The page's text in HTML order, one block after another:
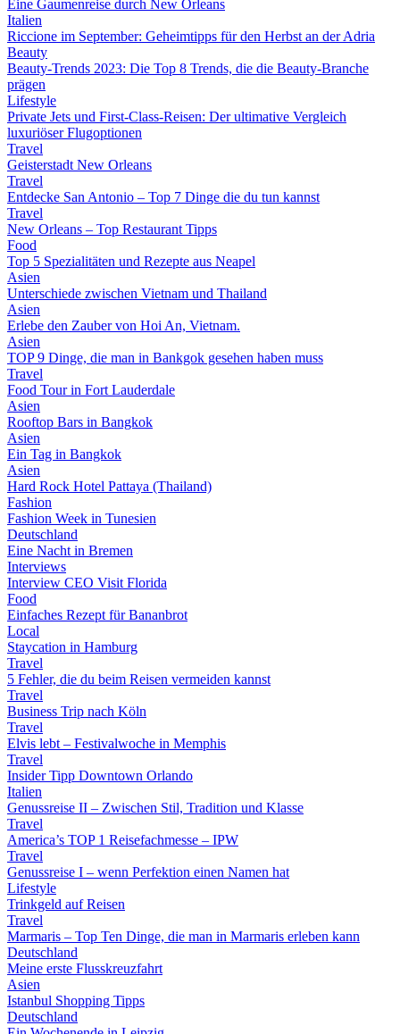
Eine Gaumenreise durch New Orleans
Italien
Riccione im September: Geheimtipps für den Herbst an der Adria
Beauty
Beauty-Trends 2023: Die Top 8 Trends, die die Beauty-Branche
prägen
Lifestyle
Private Jets und First-Class-Reisen: Der ultimative Vergleich
luxuriöser Flugoptionen
Travel
Geisterstadt New Orleans
Travel
Entdecke San Antonio – Top 7 Dinge die du tun kannst
Travel
New Orleans – Top Restaurant Tipps
Food
Top 5 Spezialitäten und Rezepte aus Neapel
Asien
Unterschiede zwischen Vietnam und Thailand
Asien
Erlebe den Zauber von Hoi An, Vietnam.
Asien
TOP 9 Dinge, die man in Bankgok gesehen haben muss
Travel
Food Tour in Fort Lauderdale
Asien
Rooftop Bars in Bangkok
Asien
Ein Tag in Bangkok
Asien
Hard Rock Hotel Pattaya (Thailand)
Fashion
Fashion Week in Tunesien
Deutschland
Eine Nacht in Bremen
Interviews
Interview CEO Visit Florida
Food
Einfaches Rezept für Bananbrot
Local
Staycation in Hamburg
Travel
5 Fehler, die du beim Reisen vermeiden kannst
Travel
Business Trip nach Köln
Travel
Elvis lebt – Festivalwoche in Memphis
Travel
Insider Tipp Downtown Orlando
Italien
Genussreise II – Zwischen Stil, Tradition und Klasse
Travel
America’s TOP 1 Reisefachmesse – IPW
Travel
Genussreise I – wenn Perfektion einen Namen hat
Lifestyle
Trinkgeld auf Reisen
Travel
Marmaris – Top Ten Dinge, die man in Marmaris erleben kann
Deutschland
Meine erste Flusskreuzfahrt
Asien
Istanbul Shopping Tipps
Deutschland